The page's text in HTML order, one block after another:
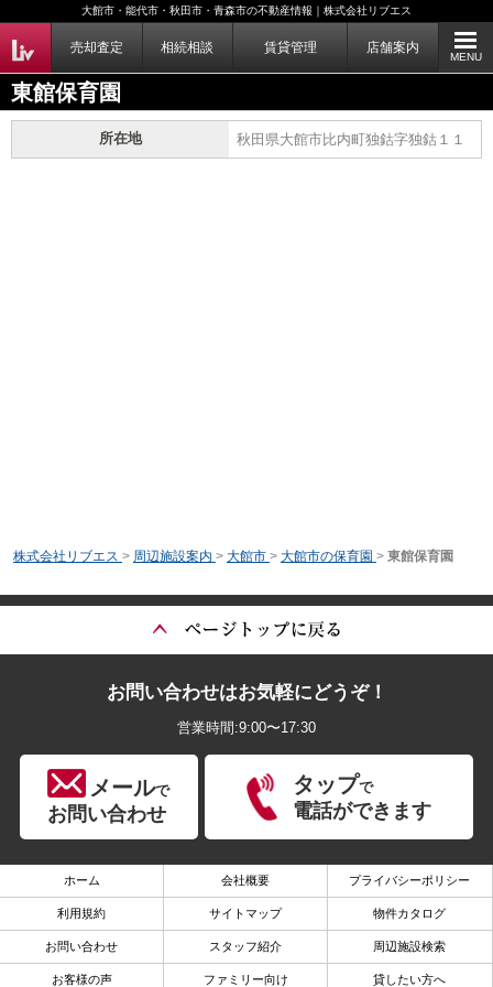
大館市・能代市・秋田市・青森市の不動産情報｜株式会社リブエス
売却査定 相続相談 賃貸管理 店舗案内
MENU
東館保育園
所在地 秋田県大館市比内町独鈷字独鈷１１
株式会社リブエス > 周辺施設案内 > 大館市 > 大館市の保育園 > 東館保育園
お問い合わせはお気軽にどうぞ！
営業時間:9:00〜17:30
メールで
お問い合わせ
タップで
電話ができます
ホーム 会社概要 プライバシーポリシー
利用規約 サイトマップ 物件カタログ
お問い合わせ スタッフ紹介 周辺施設検索
お客様の声 ファミリー向け 貸したい方へ